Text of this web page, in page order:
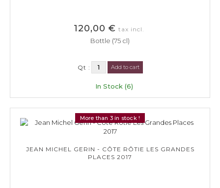
120,00 € tax incl.
Bottle (75 cl)
Qt : Add to cart
In Stock (6)
More than 3 in stock !
JEAN MICHEL GERIN - CÔTE RÔTIE LES GRANDES
PLACES 2017